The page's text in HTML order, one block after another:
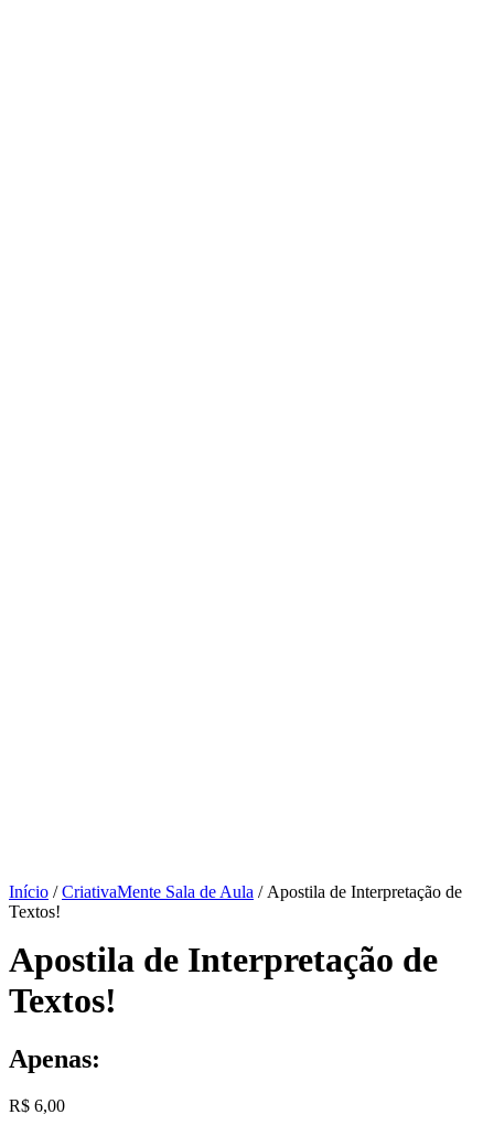
Início /CriativaMente Sala de Aula / Apostila de Interpretação de
Textos!
Apostila de Interpretação de
Textos!
Apenas:
R$ 6,00